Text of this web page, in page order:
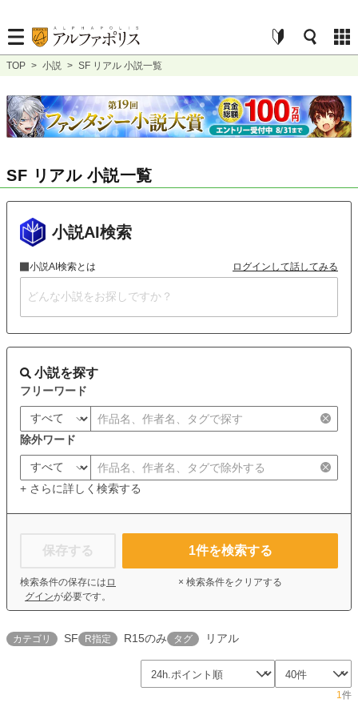
TOP > 小説 > SF リアル 小説一覧
SF リアル 小説一覧
小説AI検索
小説AI検索とは ログインして話してみる
小説を探す
フリーワード
除外ワード
+ さらに詳しく検索する
保存する
検索条件の保存には ロ
グインが必要です。
1件を検索する
× 検索条件をクリアする
カテゴリ SF R指定 R15のみ タグ リアル
1件